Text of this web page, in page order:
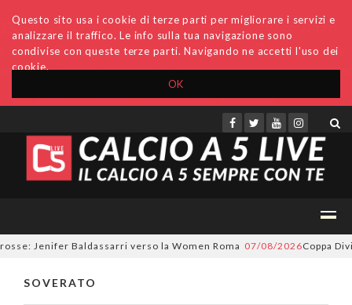
OK
Questo sito usa i cookie di terze parti per migliorare i servizi e
analizzare il traffico. Le info sulla tua navigazione sono
condivise con queste terze parti. Navigando ne accetti l'uso dei
cookie.
Accedi Archivio Invio comunicati Redazione
Jenifer Baldassarri verso la Women Roma 07/08/2026 Coppa
SOVERATO